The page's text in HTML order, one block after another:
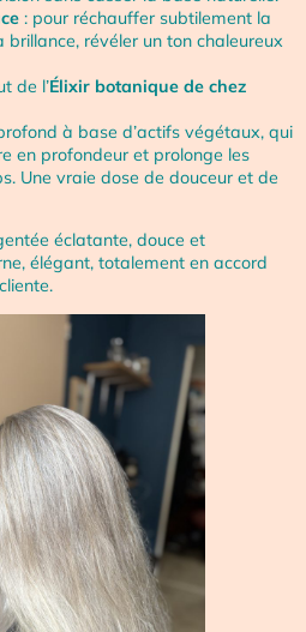
: pour réchauffer subtilement la
brillance, révéler un ton chaleureux
de l’Élixir botanique de chez
à base d’actifs végétaux, qui
en profondeur et prolonge les
Une vraie dose de douceur et de
éclatante, douce et
élégant, totalement en accord